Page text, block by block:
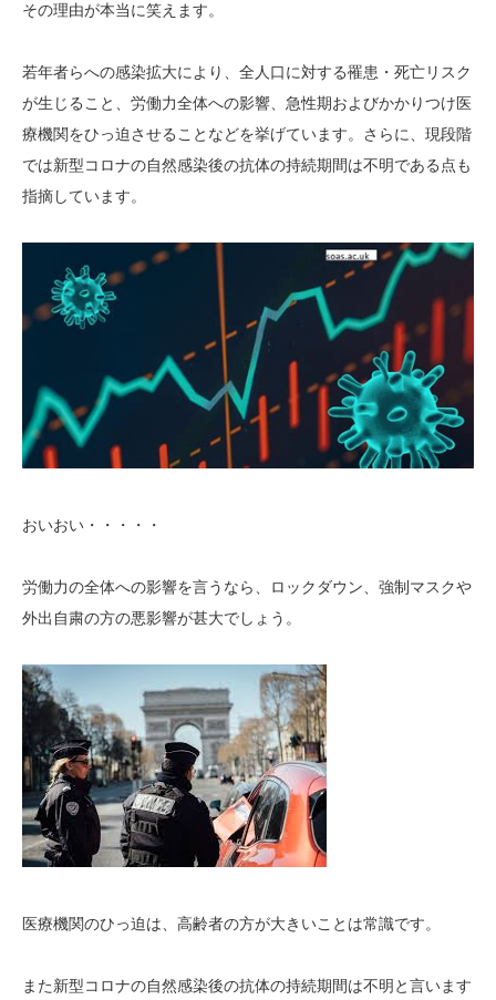
その理由が本当に笑えます。
若年者らへの感染拡大により、全人口に対する罹患・死亡リスク
が生じること、労働力全体への影響、急性期およびかかりつけ医
療機関をひっ迫させることなどを挙げています。さらに、現段階
では新型コロナの自然感染後の抗体の持続期間は不明である点も
指摘しています。
おいおい・・・・・
労働力の全体への影響を言うなら、ロックダウン、強制マスクや
外出自粛の方の悪影響が甚大でしょう。
医療機関のひっ迫は、高齢者の方が大きいことは常識です。
また新型コロナの自然感染後の抗体の持続期間は不明と言います